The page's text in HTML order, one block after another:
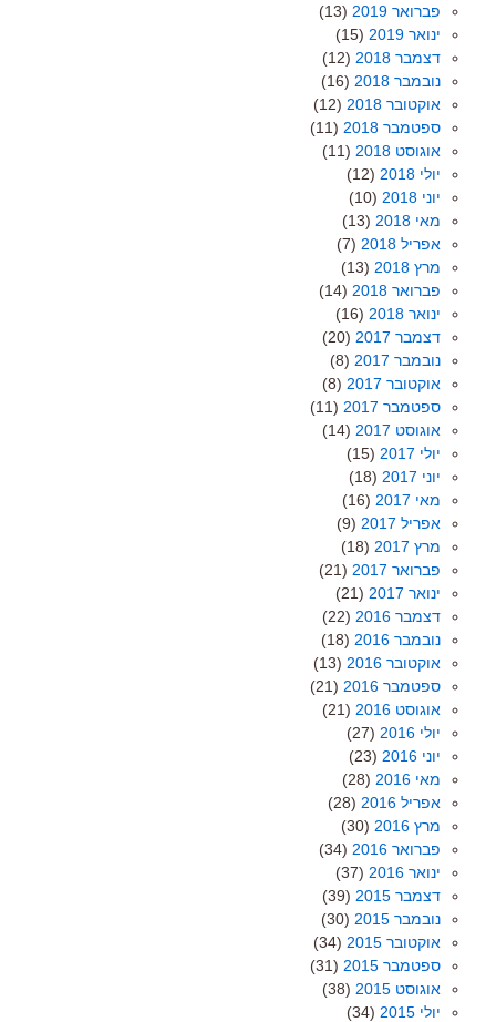
פברואר 2019
(13)
ינואר 2019
(15)
דצמבר 2018
(12)
נובמבר 2018
(16)
אוקטובר 2018
(12)
ספטמבר 2018
(11)
אוגוסט 2018
(11)
יולי 2018
(12)
יוני 2018
(10)
מאי 2018
(13)
אפריל 2018
(7)
מרץ 2018
(13)
פברואר 2018
(14)
ינואר 2018
(16)
דצמבר 2017
(20)
נובמבר 2017
(8)
אוקטובר 2017
(8)
ספטמבר 2017
(11)
אוגוסט 2017
(14)
יולי 2017
(15)
יוני 2017
(18)
מאי 2017
(16)
אפריל 2017
(9)
מרץ 2017
(18)
פברואר 2017
(21)
ינואר 2017
(21)
דצמבר 2016
(22)
נובמבר 2016
(18)
אוקטובר 2016
(13)
ספטמבר 2016
(21)
אוגוסט 2016
(21)
יולי 2016
(27)
יוני 2016
(23)
מאי 2016
(28)
אפריל 2016
(28)
מרץ 2016
(30)
פברואר 2016
(34)
ינואר 2016
(37)
דצמבר 2015
(39)
נובמבר 2015
(30)
אוקטובר 2015
(34)
ספטמבר 2015
(31)
אוגוסט 2015
(38)
יולי 2015
(34)